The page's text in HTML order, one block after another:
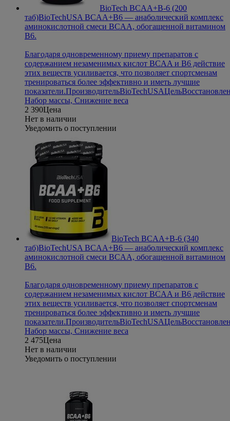
BioTech BCAA+B-6 (200
таб)BioTechUSA BCAA+B6 — анаболический комплекс
аминокислотной смеси BCAA, обогащенной витамином
B6.
Благодаря одновременному приему препаратов с
содержанием незаменимых кислот BCAA и B6 действие
этих веществ усиливается, что позволяет спортсменам
тренироваться более эффективно и иметь лучшие
показатели.ПроизводительBioTechUSAЦель
Набор массы, Снижение веса
2 390Цена
Нет в наличии
Уведомить о поступлении
BioTech BCAA+B-6 (340
таб)BioTechUSA BCAA+B6 — анаболический комплекс
аминокислотной смеси BCAA, обогащенной витамином
B6.
Благодаря одновременному приему препаратов с
содержанием незаменимых кислот BCAA и B6 действие
этих веществ усиливается, что позволяет спортсменам
тренироваться более эффективно и иметь лучшие
показатели.ПроизводительBioTechUSAЦель
Набор массы, Снижение веса
2 475Цена
Нет в наличии
Уведомить о поступлении